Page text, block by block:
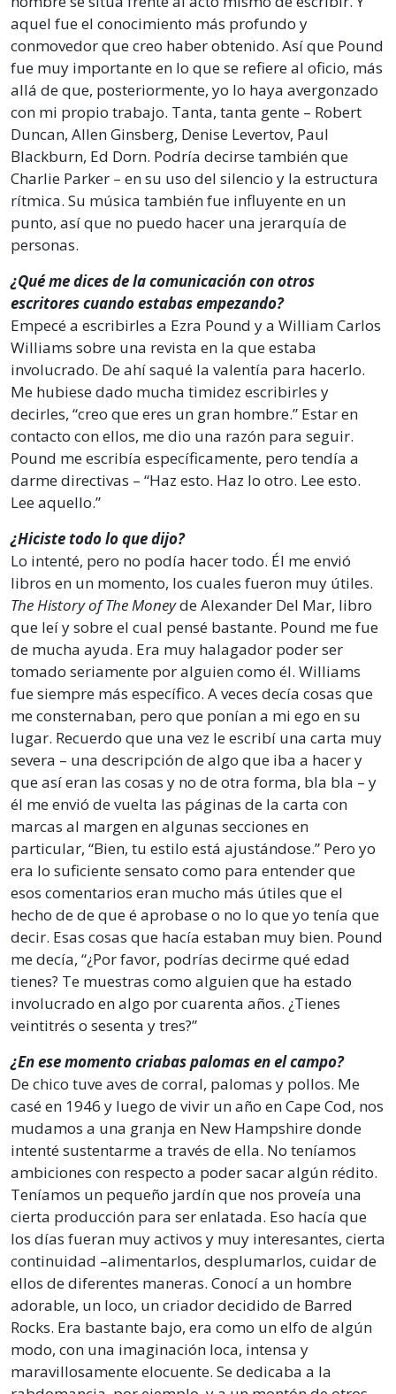
aquel fue el conocimiento más profundo y
conmovedor que creo haber obtenido. Así que Pound
fue muy importante en lo que se refiere al oficio, más
allá de que, posteriormente, yo lo haya avergonzado
con mi propio trabajo. Tanta, tanta gente – Robert
Duncan, Allen Ginsberg, Denise Levertov, Paul
Blackburn, Ed Dorn. Podría decirse también que
Charlie Parker – en su uso del silencio y la estructura
rítmica. Su música también fue influyente en un
punto, así que no puedo hacer una jerarquía de
personas.
¿Qué me dices de la comunicación con otros
escritores cuando estabas empezando?
Empecé a escribirles a Ezra Pound y a William Carlos
Williams sobre una revista en la que estaba
involucrado. De ahí saqué la valentía para hacerlo.
Me hubiese dado mucha timidez escribirles y
decirles, “creo que eres un gran hombre.” Estar en
contacto con ellos, me dio una razón para seguir.
Pound me escribía específicamente, pero tendía a
darme directivas – “Haz esto. Haz lo otro. Lee esto.
Lee aquello.”
¿Hiciste todo lo que dijo?
Lo intenté, pero no podía hacer todo. Él me envió
libros en un momento, los cuales fueron muy útiles.
The History of The Moneyde Alexander Del Mar, libro
que leí y sobre el cual pensé bastante. Pound me fue
de mucha ayuda. Era muy halagador poder ser
tomado seriamente por alguien como él. Williams
fue siempre más específico. A veces decía cosas que
me consternaban, pero que ponían a mi ego en su
lugar. Recuerdo que una vez le escribí una carta muy
severa – una descripción de algo que iba a hacer y
que así eran las cosas y no de otra forma, bla bla – y
él me envió de vuelta las páginas de la carta con
marcas al margen en algunas secciones en
particular, “Bien, tu estilo está ajustándose.” Pero yo
era lo suficiente sensato como para entender que
esos comentarios eran mucho más útiles que el
hecho de de que é aprobase o no lo que yo tenía que
decir. Esas cosas que hacía estaban muy bien. Pound
me decía, “¿Por favor, podrías decirme qué edad
tienes? Te muestras como alguien que ha estado
involucrado en algo por cuarenta años. ¿Tienes
veintitrés o sesenta y tres?”
¿En ese momento criabas palomas en el campo?
De chico tuve aves de corral, palomas y pollos. Me
casé en 1946 y luego de vivir un año en Cape Cod, nos
mudamos a una granja en New Hampshire donde
intenté sustentarme a través de ella. No teníamos
ambiciones con respecto a poder sacar algún rédito.
Teníamos un pequeño jardín que nos proveía una
cierta producción para ser enlatada. Eso hacía que
los días fueran muy activos y muy interesantes, cierta
continuidad –alimentarlos, desplumarlos, cuidar de
ellos de diferentes maneras. Conocí a un hombre
adorable, un loco, un criador decidido de Barred
Rocks. Era bastante bajo, era como un elfo de algún
modo, con una imaginación loca, intensa y
maravillosamente elocuente. Se dedicaba a la